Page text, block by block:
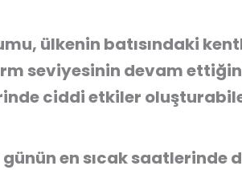
ülkenin batısındaki
seviyesinin devam ettiğini
ciddi etkiler
en sıcak saatlerinde